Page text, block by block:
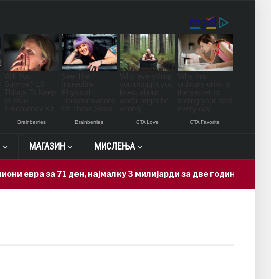
МАГАЗИН МИСЛЕЊА
за 71 ден, најмалку 3 милијарди за две години